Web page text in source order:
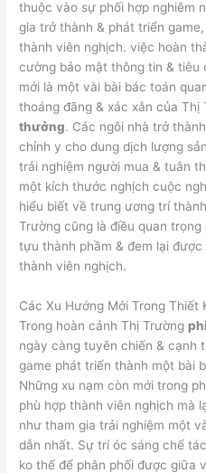
thuộc vào sự phối hợp nghiêm
gia trở thành & phát triển
thành viên nghịch. việc hoàn
cường bảo mật thông tin & tiêu
mới là một vài bài bác toán
thoáng đãng & xác xắn của Thị
thưởng. Các ngôi nhà trở
chỉnh y cho dung dịch lượng
trải nghiệm người mua & tuân
một kích thước nghịch cuộc
hiểu biết về trung ương trí
Trường cũng là điều quan
tựu thành phầm & đem lại
thành viên nghịch.
Các Xu Hướng Mới Trong
Trong hoàn cảnh Thị Trường
ngày càng tuyên chiến & cạnh
game phát triển thành một bài
Những xu nạm còn mới trong
phù hợp thành viên nghịch mà
như tham gia trải nghiệm một
dẫn nhất. Sự trí óc sáng chế
ko thể để phân phối được giữa